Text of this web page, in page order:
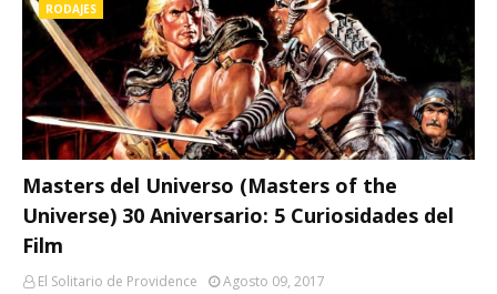
RODAJES
Masters del Universo (Masters of the
Universe) 30 Aniversario: 5 Curiosidades del
Film
El Solitario de Providence
Agosto 09, 2017